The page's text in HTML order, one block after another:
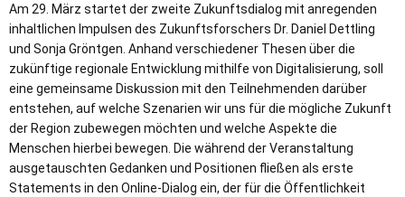
Am 29. März startet der zweite Zukunftsdialog mit anregenden
inhaltlichen Impulsen des Zukunftsforschers Dr. Daniel Dettling
und Sonja Gröntgen. Anhand verschiedener Thesen über die
zukünftige regionale Entwicklung mithilfe von Digitalisierung, soll
eine gemeinsame Diskussion mit den Teilnehmenden darüber
entstehen, auf welche Szenarien wir uns für die mögliche Zukunft
der Region zubewegen möchten und welche Aspekte die
Menschen hierbei bewegen. Die während der Veranstaltung
ausgetauschten Gedanken und Positionen fließen als erste
Statements in den Online-Dialog ein, der für die Öffentlichkeit